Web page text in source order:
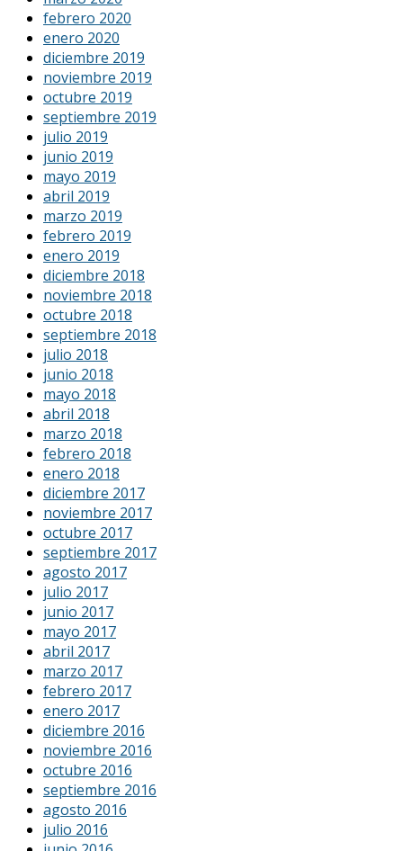
febrero 2020
enero 2020
diciembre 2019
noviembre 2019
octubre 2019
septiembre 2019
julio 2019
junio 2019
mayo 2019
abril 2019
marzo 2019
febrero 2019
enero 2019
diciembre 2018
noviembre 2018
octubre 2018
septiembre 2018
julio 2018
junio 2018
mayo 2018
abril 2018
marzo 2018
febrero 2018
enero 2018
diciembre 2017
noviembre 2017
octubre 2017
septiembre 2017
agosto 2017
julio 2017
junio 2017
mayo 2017
abril 2017
marzo 2017
febrero 2017
enero 2017
diciembre 2016
noviembre 2016
octubre 2016
septiembre 2016
agosto 2016
julio 2016